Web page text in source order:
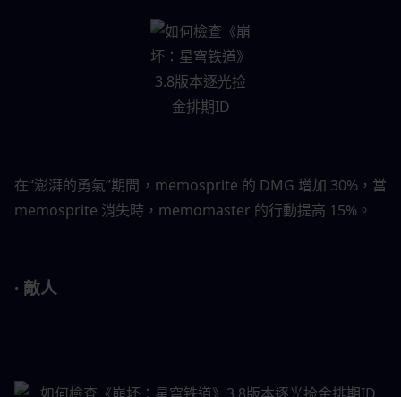
在“澎湃的勇氣”期間，memosprite 的 DMG 增加 30%，當
memosprite 消失時，memomaster 的行動提高 15%。
· 敵人